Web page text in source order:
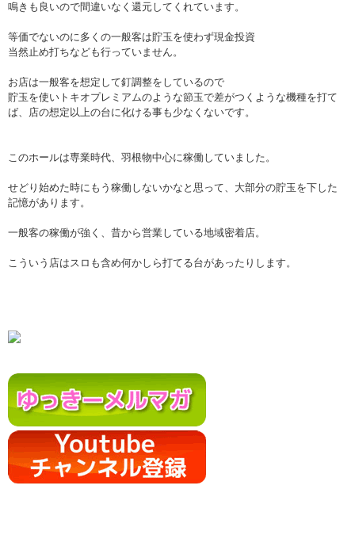
鳴きも良いので間違いなく還元してくれています。
等価でないのに多くの一般客は貯玉を使わず現金投資
当然止め打ちなども行っていません。
お店は一般客を想定して釘調整をしているので
貯玉を使いトキオプレミアムのような節玉で差がつくような機種を打て
ば、店の想定以上の台に化ける事も少なくないです。
このホールは専業時代、羽根物中心に稼働していました。
せどり始めた時にもう稼働しないかなと思って、大部分の貯玉を下した
記憶があります。
一般客の稼働が強く、昔から営業している地域密着店。
こういう店はスロも含め何かしら打てる台があったりします。